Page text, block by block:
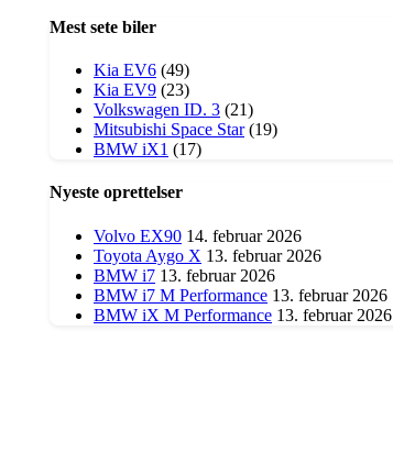
Mest sete biler
Kia EV6 (49)
Kia EV9 (23)
Volkswagen ID. 3 (21)
​Mitsubishi Space Star (19)
BMW iX1 (17)
Nyeste oprettelser
Volvo EX90 14. februar 2026
Toyota Aygo X 13. februar 2026
BMW i7 13. februar 2026
BMW i7 M Performance 13. februar 2026
BMW iX M Performance 13. februar 2026